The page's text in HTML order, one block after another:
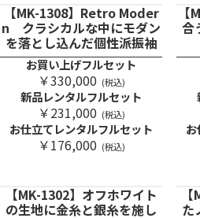
【MK-1308】Retro Moder
n クラシカルな中にモダン
を落とし込んだ個性派振袖
お買い上げフルセット
￥330,000 (税込)
新品レンタルフルセット
￥231,000 (税込)
お仕立てレンタルフルセット
￥176,000 (税込)
合
【MK-1302】オフホワイト
の生地に金糸と銀糸を施し た